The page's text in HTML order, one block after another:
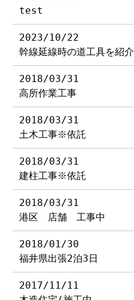
test
2023/10/22
幹線延線時の道工具を紹介
2018/03/31
高所作業工事
2018/03/31
土木工事※依託
2018/03/31
建柱工事※依託
2018/03/31
港区 店舗 工事中
2018/01/30
福井県出張2泊3日
2017/11/11